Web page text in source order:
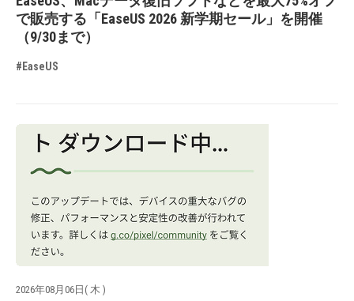
で販売する「EaseUS 2026 新学期セール」を開催
（9/30まで）
#EaseUS
2026年08月06日( 木 )